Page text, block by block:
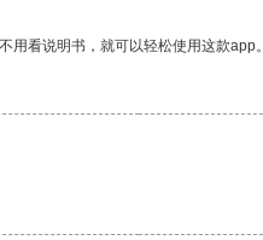
看说明书，就可以轻松使用这款app。